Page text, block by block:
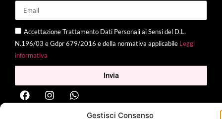
Gestisci Consenso
Accettazione Trattamento Dati Personali ai Sensi del D.L.
N.196/03 e Gdpr 679/2016 e della normativa applicabile Leggi
informativa
Invia